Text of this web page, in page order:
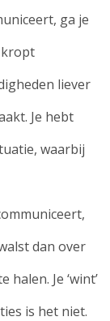
ga je
kropt
liever
Je hebt
waarbij
dan over
Je ‘wint’
is het niet.